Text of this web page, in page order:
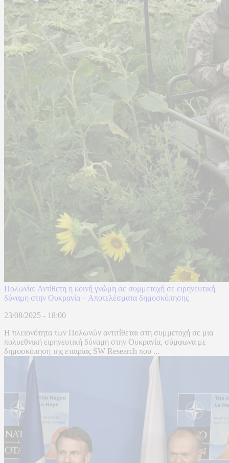
Πολωνία: Αντίθετη η κοινή γνώμη σε συμμετοχή σε ειρηνευτική
δύναμη στην Ουκρανία – Αποτελέσματα δημοσκόπησης
23/08/2025 - 18:00
Η πλειονότητα των Πολωνών αντιτίθεται στη συμμετοχή σε μια
πολυεθνική ειρηνευτική δύναμη στην Ουκρανία, σύμφωνα με
δημοσκόπηση της εταιρίας SW Research που ...